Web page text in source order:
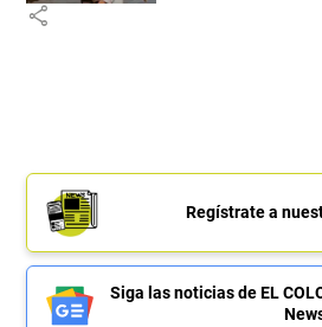
share
Regístrate a
Siga las noticias de EL